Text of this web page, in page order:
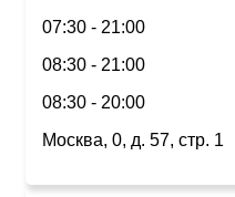
07:30 - 21:00
08:30 - 21:00
08:30 - 20:00
Москва, 0, д. 57, стр. 1